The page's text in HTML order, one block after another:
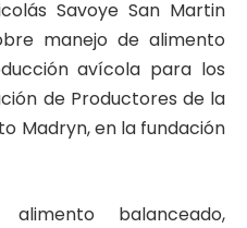
Savoye San Martin
manejo de alimento
avícola para los
de Productores de la
Madryn, en la fundación
balanceado,